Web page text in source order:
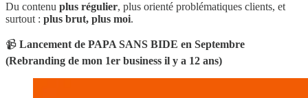
Du contenu plus régulier, plus orienté problématiques clients, et
surtout : plus brut, plus moi.
📹 Lancement de PAPA SANS BIDE en Septembre
(Rebranding de mon 1er business il y a 12 ans)